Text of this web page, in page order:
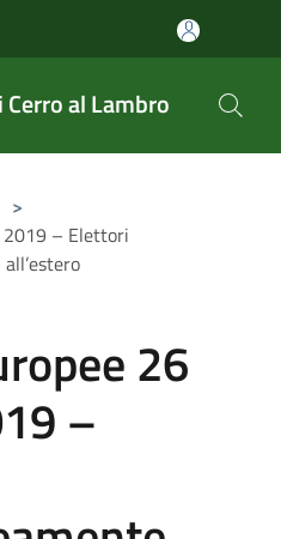
al Lambro
>
2019 – Elettori
26
–